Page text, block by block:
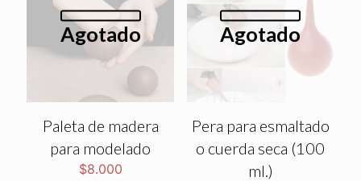
Agotado
Paleta de madera
para modelado
$8.000
Agotado
Pera para esmaltado
o cuerda seca (100
ml.)